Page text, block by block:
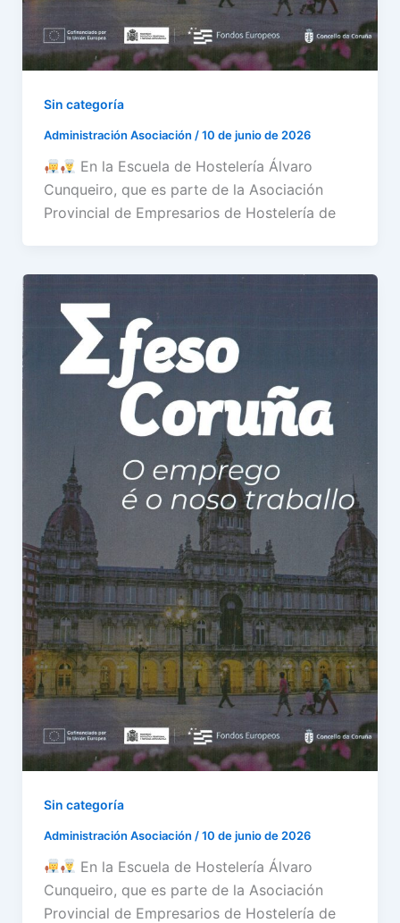
Sin categoría
Administración Asociación /10 de junio de 2026
En la Escuela de Hostelería Álvaro
Cunqueiro, que es parte de la Asociación
Provincial de Empresarios de Hostelería de
Sin categoría
Administración Asociación /10 de junio de 2026
En la Escuela de Hostelería Álvaro
Cunqueiro, que es parte de la Asociación
Provincial de Empresarios de Hostelería de